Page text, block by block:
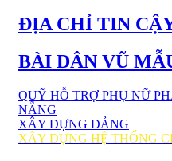
ĐỊA CHỈ TIN
BÀI DÂN VŨ
QUỸ HỖ TRỢ PHỤ NỮ
NẴNG
XÂY DỰNG ĐẢNG
XÂY DỰNG HỆ THỐNG